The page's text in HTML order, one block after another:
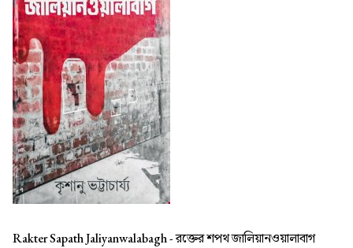
Rakter Sapath Jaliyanwalabagh -রক্তের শপথ জালিয়ানওয়ালাবাগ